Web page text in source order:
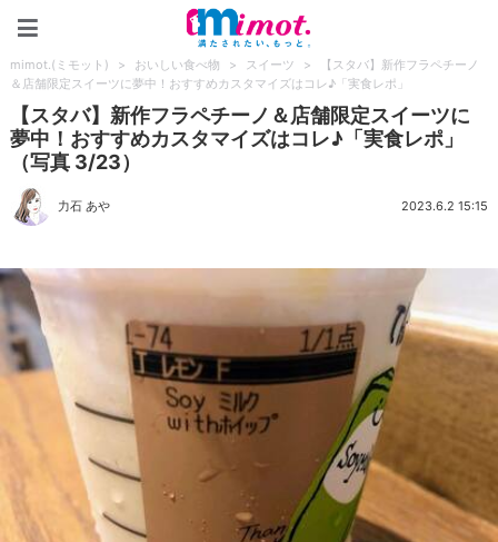
mimot.(ミモット) > おいしい食べ物 > スイーツ >
【スタバ】新作フラペチーノ
＆店舗限定スイーツに夢中！おすすめカスタマイズはコレ♪「実食レポ」
【スタバ】新作フラペチーノ＆店舗限定スイーツに
夢中！おすすめカスタマイズはコレ♪「実食レポ」
（写真 3/23）
力石 あや 2023.6.2 15:15